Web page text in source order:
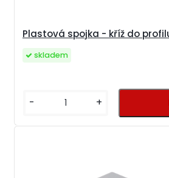
Plastová spojka - kříž do
skladem
- +